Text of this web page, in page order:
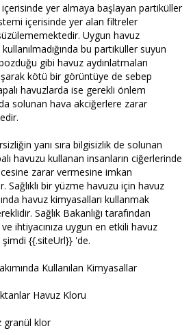
yer almaya başlayan partiküller
içerisinde yer alan filtreler
Uygun havuz
bu partiküller suyun
bozduğu gibi havuz aydınlatmaları
kötü bir görüntüye de sebep
havuzlarda ise gerekli önlem
solunan hava akciğerlere zarar
yanı sıra bilgisizlik de solunan
havuzu kullanan insanların ciğerlerinde
zarar vermesine imkan
Sağlıklı bir yüzme havuzu için havuz
havuz kimyasalları kullanmak
Sağlık Bakanlığı tarafından
ihtiyacınıza uygun en etkili havuz
şimdi {{.siteUrl}} 'de.
Kullanılan Kimyasallar
Havuz Kloru
granül klor